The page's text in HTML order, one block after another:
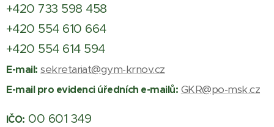
+420 733 598 458
+420 554 610 664
+420 554 614 594
E-mail: sekretariat@gym-krnov.cz
E-mail pro evidenci úředních e-mailů: GKR@po-msk.cz
IČO: 00 601 349